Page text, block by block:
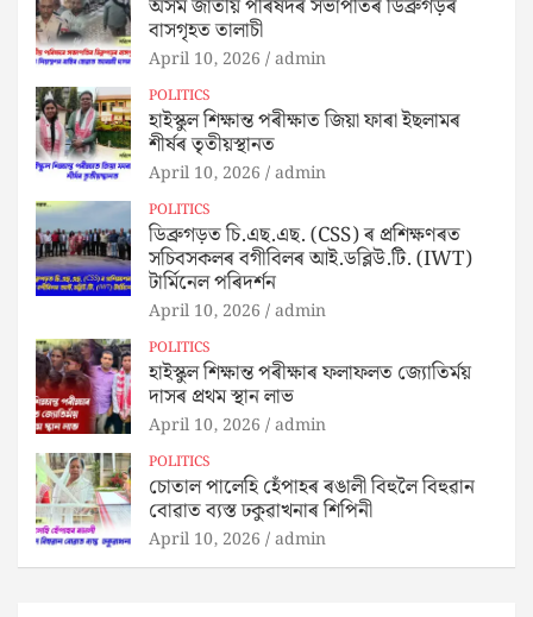
অসম জাতীয় পৰিষদৰ সভাপতিৰ ডিব্ৰুগড়ৰ
বাসগৃহত তালাচী
April 10, 2026 admin
POLITICS
হাইস্কুল শিক্ষান্ত পৰীক্ষাত জিয়া ফাৰা ইছলামৰ
শীৰ্ষৰ তৃতীয়স্থানত
April 10, 2026 admin
POLITICS
ডিব্ৰুগড়ত চি.এছ.এছ. (CSS) ৰ প্ৰশিক্ষণৰত
সচিবসকলৰ বগীবিলৰ আই.ডব্লিউ.টি. (IWT)
টাৰ্মিনেল পৰিদৰ্শন
April 10, 2026 admin
POLITICS
হাইস্কুল শিক্ষান্ত পৰীক্ষাৰ ফলাফলত জ্যোতিৰ্ময়
দাসৰ প্ৰথম স্থান লাভ
April 10, 2026 admin
POLITICS
চোতাল পালেহি হেঁপাহৰ ৰঙালী বিহুলৈ বিহুৱান
বোৱাত ব্যস্ত ঢকুৱাখনাৰ শিপিনী
April 10, 2026 admin